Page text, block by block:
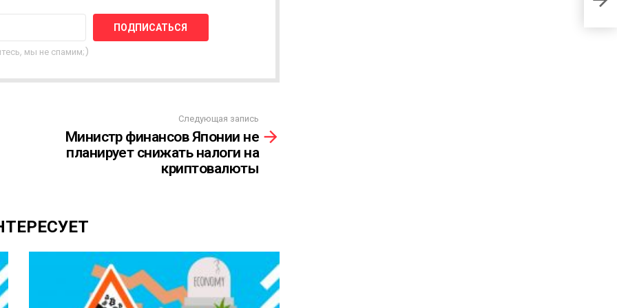
мы не спамим;)
Следующая запись
Министр финансов Японии не
планирует снижать налоги на
криптовалюты